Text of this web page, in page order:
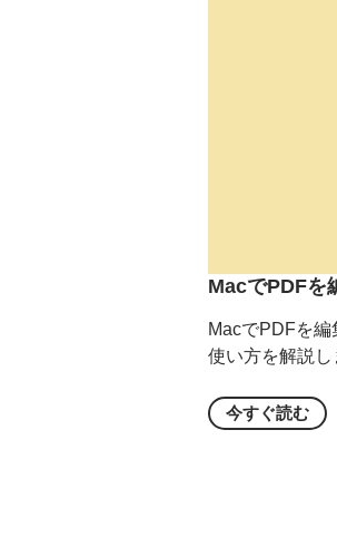
MacでPDFを
MacでPDFを編
使い方を解説し
今すぐ読む